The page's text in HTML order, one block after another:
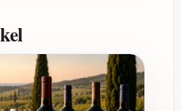
grossen Wert auf
und Umwelt auswirkt.
als Investition